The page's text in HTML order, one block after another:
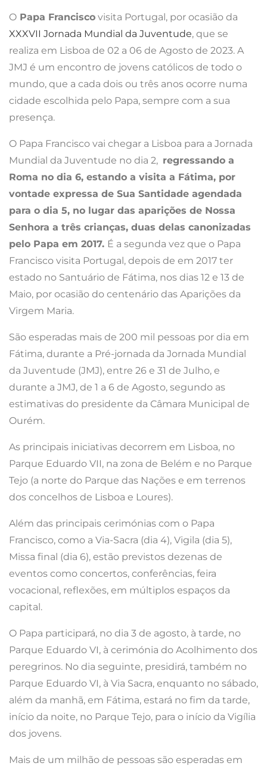
O Papa Francisco visita Portugal, por ocasião da
XXXVII Jornada Mundial da Juventude, que se
realiza em Lisboa de 02 a 06 de Agosto de 2023. A
JMJ é um encontro de jovens católicos de todo o
mundo, que a cada dois ou três anos ocorre numa
cidade escolhida pelo Papa, sempre com a sua
presença.
O Papa Francisco vai chegar a Lisboa para a Jornada
Mundial da Juventude no dia 2, regressando a
Roma no dia 6, estando a visita a Fátima, por
vontade expressa de Sua Santidade agendada
para o dia 5, no lugar das aparições de Nossa
Senhora a três crianças, duas delas canonizadas
pelo Papa em 2017. É a segunda vez que o Papa
Francisco visita Portugal, depois de em 2017 ter
estado no Santuário de Fátima, nos dias 12 e 13 de
Maio, por ocasião do centenário das Aparições da
Virgem Maria.
São esperadas mais de 200 mil pessoas por dia em
Fátima, durante a Pré-jornada da Jornada Mundial
da Juventude (JMJ), entre 26 e 31 de Julho, e
durante a JMJ, de 1 a 6 de Agosto, segundo as
estimativas do presidente da Câmara Municipal de
Ourém.
As principais iniciativas decorrem em Lisboa, no
Parque Eduardo VII, na zona de Belém e no Parque
Tejo (a norte do Parque das Nações e em terrenos
dos concelhos de Lisboa e Loures).
Além das principais cerimónias com o Papa
Francisco, como a Via-Sacra (dia 4), Vigila (dia 5),
Missa final (dia 6), estão previstos dezenas de
eventos como concertos, conferências, feira
vocacional, reflexões, em múltiplos espaços da
capital.
O Papa participará, no dia 3 de agosto, à tarde, no
Parque Eduardo VI, à cerimónia do Acolhimento dos
peregrinos. No dia seguinte, presidirá, também no
Parque Eduardo VI, à Via Sacra, enquanto no sábado,
além da manhã, em Fátima, estará no fim da tarde,
início da noite, no Parque Tejo, para o início da Vigília
dos jovens.
Mais de um milhão de pessoas são esperadas em